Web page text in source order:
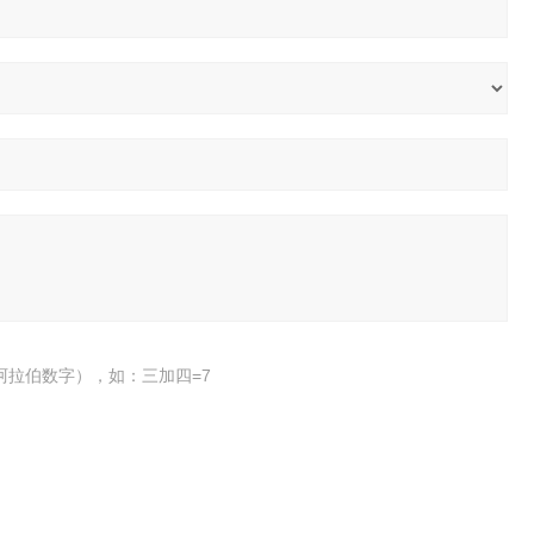
拉伯数字），如：三加四=7